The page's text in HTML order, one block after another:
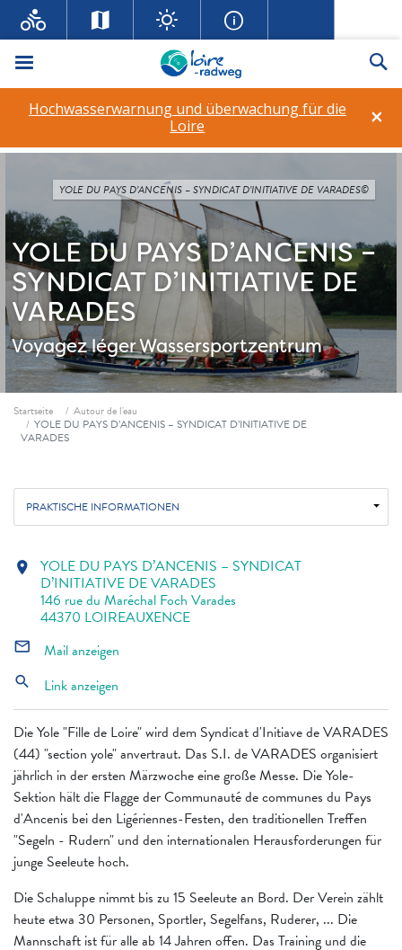
Menü
×
Hochwasserwarnung und überwachung für die
Loire
YOLE DU PAYS D’ANCENIS –
SYNDICAT D’INITIATIVE DE
VARADES
Voyagez légerWassersportzentrum
YOLE DU PAYS D’ANCENIS – SYNDICAT D’INITIATIVE DE VARADES©
Fil d'ariane
Startseite
Autour de l'eau
YOLE DU PAYS D’ANCENIS – SYNDICAT D’INITIATIVE DE
VARADES
PRAKTISCHE INFORMATIONEN
Die Yole "Fille de Loire" wird dem Syndicat d'Initiave de VARADES
(44) "section yole" anvertraut. Das S.I. de VARADES organisiert
jährlich in der ersten Märzwoche eine große Messe. Die Yole-
Sektion hält die Flagge der Communauté de communes du Pays
d'Ancenis bei den Ligériennes-Festen, den traditionellen Treffen
"Segeln - Rudern" und den internationalen Herausforderungen für
junge Seeleute hoch.
Die Schaluppe nimmt bis zu 15 Seeleute an Bord. Der Verein zählt
heute etwa 30 Personen, Sportler, Segelfans, Ruderer, ... Die
Mannschaft ist für alle ab 14 Jahren offen. Das Training und die
location_on YOLE DU PAYS D’ANCENIS – SYNDICAT
D’INITIATIVE DE VARADES
146 rue du Maréchal Foch Varades
44370 LOIREAUXENCE
mail_outline Mail anzeigen
search Link anzeigen